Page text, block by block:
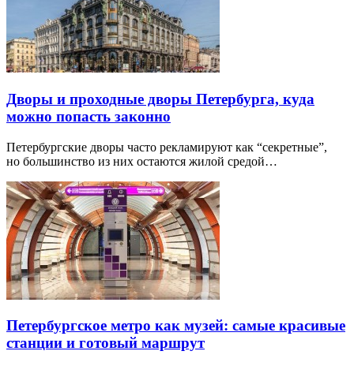
Дворы и проходные дворы Петербурга, куда
можно попасть законно
Петербургские дворы часто рекламируют как “секретные”,
но большинство из них остаются жилой средой…
Петербургское метро как музей: самые красивые
станции и готовый маршрут